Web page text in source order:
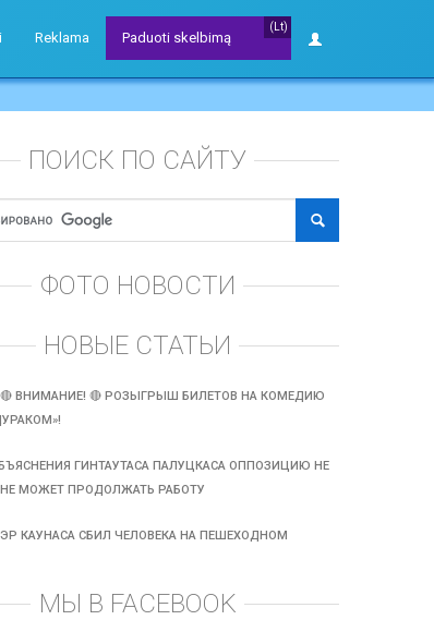
Reklama
(Lt)
Paduoti skelbimą
ПОИСК ПО САЙТУ
ФОТО НОВОСТИ
НОВЫЕ СТАТЬИ
🔴 ВНИМАНИЕ! 🔴 РОЗЫГРЫШ БИЛЕТОВ НА КОМЕДИЮ
ГИНТАУТАСА ПАЛУЦКАСА ОППОЗИЦИЮ НЕ
МОЖЕТ ПРОДОЛЖАТЬ РАБОТУ
КАУНАСА СБИЛ ЧЕЛОВЕКА НА ПЕШЕХОДНОМ
МЫ В FACEBOOK